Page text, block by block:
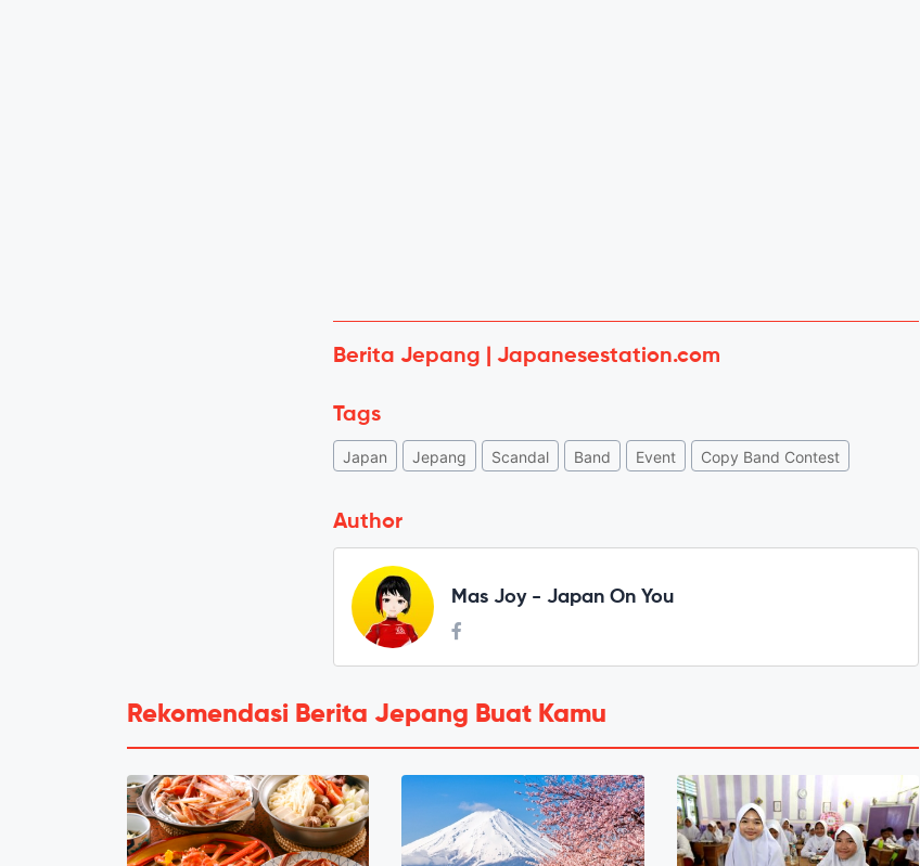
Berita Jepang | Japanesestation.com
Tags
Japan Jepang Scandal Band Event Copy Band Contest
Author
Mas Joy - Japan On You
Rekomendasi Berita Jepang Buat Kamu